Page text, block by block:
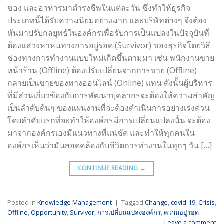
ของ และอาหารมาดำรงชีพในแต่ละวัน ซึ่งทำให้ธุรกิจ
ประเภทนี้ได้รับความนิยมอย่างมาก และบริษัทต่างๆ จึงต้อง
หันมาปรับกลยุทธ์ในองค์กรเพื่อรับการเป็นแปลงในปัจจุบันที่
ต้องแสวงหาหนทางการอยู่รอด (Survivor) ของธุรกิจโดยวิธี
ช่องทางการทำงานแบบใหม่เกิดขึ้นตามมา เช่น พนักงานขาย
หน้าร้าน (Offline) ต้องปรับเปลี่ยนจากการขาย (Offline)
กลายเป็นขายของทางออนไลน์ (Online) แทน ดังนั้นผู้บริหาร
ที่มีส่วนเกี่ยวข้องกับการพัฒนาบุคลากรจะต้องให้ความสำคัญ
เป็นลำดับต้นๆ ของแผนงานที่จะต้องดำเนินการอย่างเร่งด่วน
โดยลำดับแรกที่จะทำให้องค์กรมีการเปลี่ยนแปลงนั้น จะต้อง
มาจากองค์กรเองมีแนวทางที่แน่ชัด และทำให้ทุกคนใน
องค์กรเห็นว่ามันสอดคล้องกับชีวิตการทำงานในทุกๆ วัน […]
CONTINUE READING →
Posted in Knowledge Management | Tagged Change,covid-19,Crisis,
Offline,Opportunity, Survivor, การเปลี่ยนแปลงองค์กร, ความอยู่รอด